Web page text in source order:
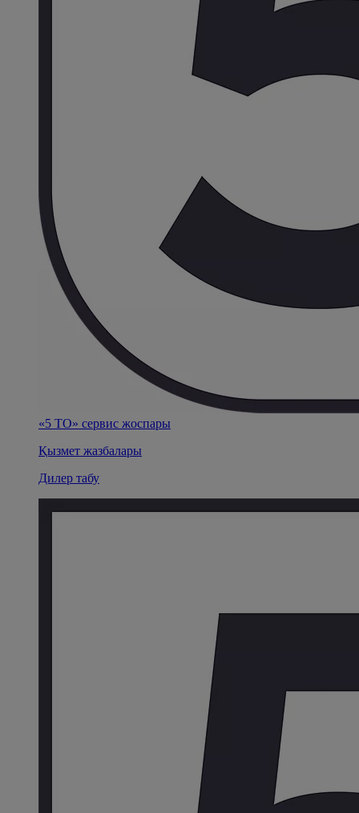
«5 ТО» сервис жоспары
Қызмет жазбалары
Дилер табу